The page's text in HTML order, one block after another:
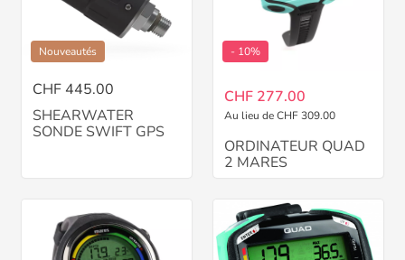
Nouveautés
CHF 445.00
SHEARWATER
SONDE SWIFT GPS
- 10%
CHF 277.00
Au lieu de CHF 309.00
ORDINATEUR QUAD
2 MARES